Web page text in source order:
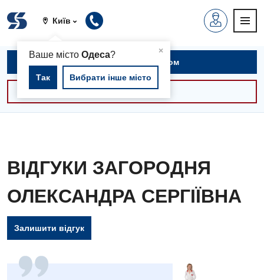
Київ
×
Ваше містоОдеса?
Так Вибрати інше місто
Заходи БПР
Діагностика
Записатися на прийом
Консультації -30%
ВІДГУКИ ЗАГОРОДНЯ
ОЛЕКСАНДРА СЕРГІЇВНА
Залишити відгук